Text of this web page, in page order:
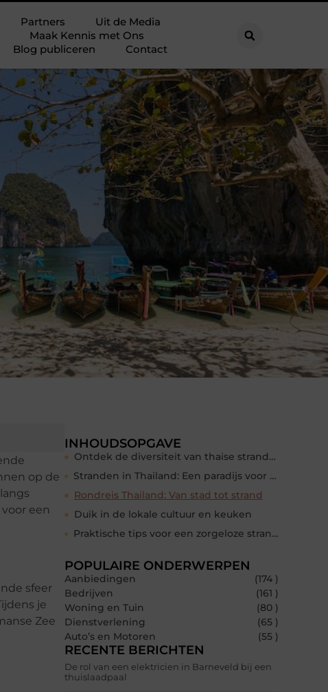
Partners
Uit de Media
Maak Kennis met Ons
Blog publiceren
Contact
op de
een
sfeer
je
Zee
INHOUDSOPGAVE
Ontdek de diversiteit van thaise stranden
Stranden in Thailand: Een paradijs voor zonliefhebbers
Rondreis Thailand: Van stad tot strand
Duik in de lokale cultuur en keuken
Praktische tips voor een zorgeloze strandvakantie
POPULAIRE ONDERWERPEN
Aanbiedingen
(174 )
Bedrijven
(161 )
Woning en Tuin
(80 )
Dienstverlening
(65 )
Auto’s en Motoren
(55 )
RECENTE BERICHTEN
De rol van een elektricien in Barneveld bij een
thuislaadpaal